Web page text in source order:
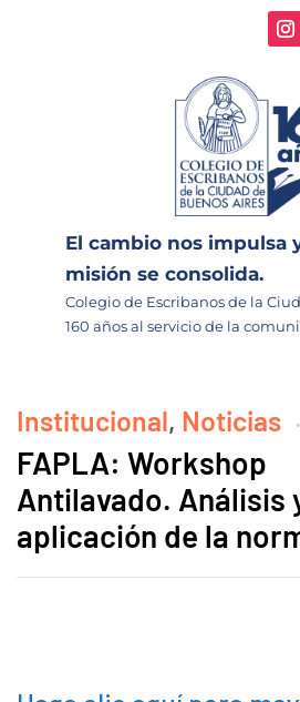
El cambio nos impulsa
misión se consolida.
Colegio de Escribanos de la
160 años al servicio de la
Institucional, Noticias
FAPLA: Workshop
Antilavado. Análisis
aplicación de la